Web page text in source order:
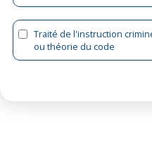
Traité de l'instruction
ou théorie du code
d'instruction criminelle